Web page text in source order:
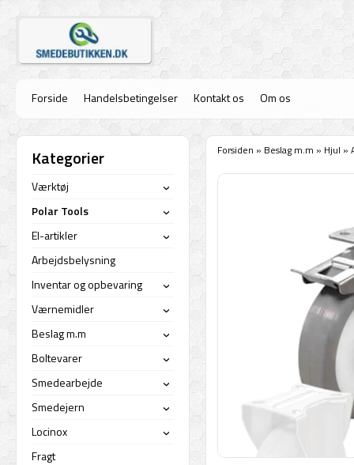
Forside Handelsbetingelser Kontakt os Om os
Forsiden » Beslag m.m » Hjul »
Kategorier
Værktøj ›
Polar Tools ›
El-artikler ›
Arbejdsbelysning
Inventar og opbevaring
›
Værnemidler ›
Beslag m.m ›
Boltevarer ›
Smedearbejde ›
Smedejern ›
Locinox ›
Fragt